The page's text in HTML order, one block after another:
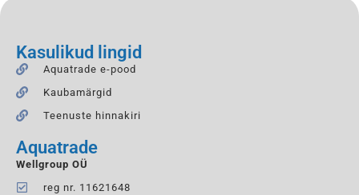
Kasulikud lingid
Aquatrade e-pood
Kaubamärgid
Teenuste hinnakiri
Aquatrade
Wellgroup OÜ
reg nr. 11621648